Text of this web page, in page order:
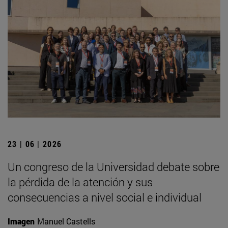
23 | 06 | 2026
Un congreso de la Universidad debate sobre
la pérdida de la atención y sus
consecuencias a nivel social e individual
Imagen Manuel Castells